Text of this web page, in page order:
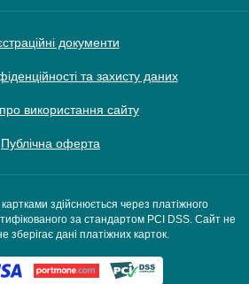
документи
та захисту даних
використання сайту
Публічна оферта
здійснюється через платіжного
за стандартом PCI DSS. Сайт не
зберігає дані платіжних карток.